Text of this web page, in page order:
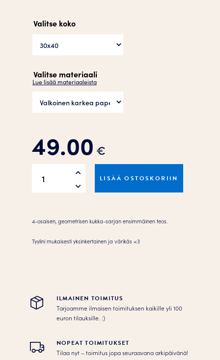
Valitse koko
Valitse materiaali
Lue lisää materiaaleista
49.00 €
the
LISÄÄ OSTOSKORIIN
4-osaisen, geometrisen kukka-sarjan ensimmäinen teos.
Tyylini mukaisesti yksinkertainen ja värikäs <3
ILMAINEN TOIMITUS
Tarjoamme ilmaisen toimituksen kaikille yli 100
euron tilauksille. :­­)
NOPEAT TOIMITUKSET
Tilaa nyt – toimitus jopa seuraavana arkipäivänä!